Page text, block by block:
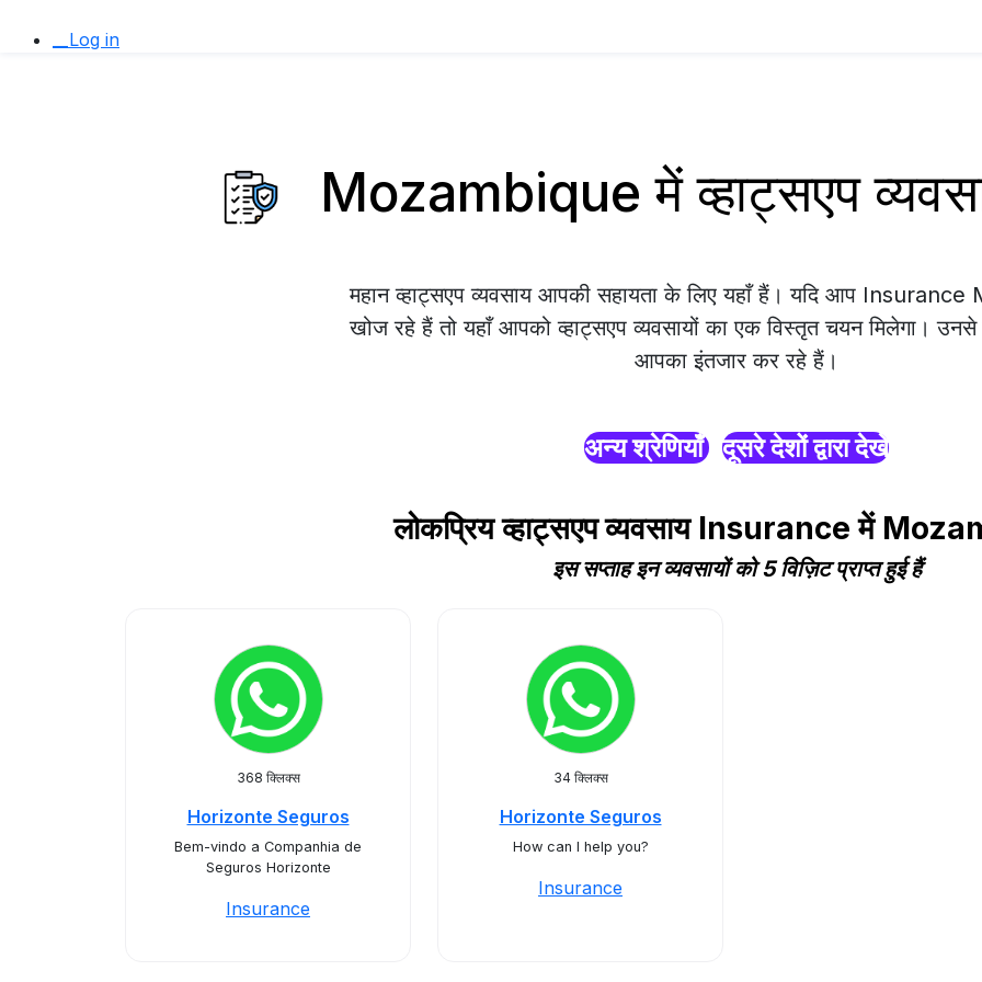
__Log in
Mozambique में व्हाट्सएप
महान व्हाट्सएप व्यवसाय आपकी सहायता के लिए यहाँ हैं। यदि आप
खोज रहे हैं तो यहाँ आपको व्हाट्सएप व्यवसायों का एक विस्तृत चयन मिलेगा।
आपका इंतजार कर रहे हैं।
अन्य श्रेणियाँ दूसरे देशों द्वारा देखें
लोकप्रिय व्हाट्सएप व्यवसाय Insurance में
इस सप्ताह इन व्यवसायों को 5 विज़िट प्राप्त हुई हैं
368 क्लिक्स
Horizonte Seguros
Bem-vindo a Companhia de
Seguros Horizonte
Insurance
34 क्लिक्स
Horizonte Seguros
How can I help you?
Insurance